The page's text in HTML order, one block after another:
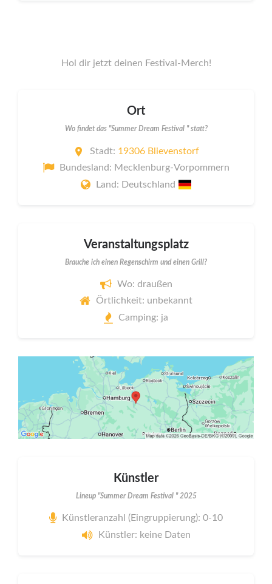
Hol dir jetzt deinen Festival-Merch!
Ort
Wo findet das "Summer Dream Festival " statt?
Stadt: 19306 Blievenstorf
Bundesland: Mecklenburg-Vorpommern
Land: Deutschland
Veranstaltungsplatz
Brauche ich einen Regenschirm und einen Grill?
Wo: draußen
Örtlichkeit: unbekannt
Camping: ja
Künstler
Lineup "Summer Dream Festival " 2025
Künstleranzahl (Eingruppierung): 0-10
Künstler: keine Daten